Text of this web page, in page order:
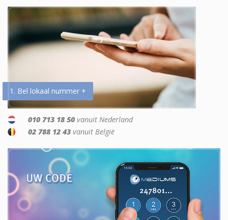
1. Bel lokaal nummer +
010 713 18 50 vanuit Nederland
02 788 12 43 vanuit België